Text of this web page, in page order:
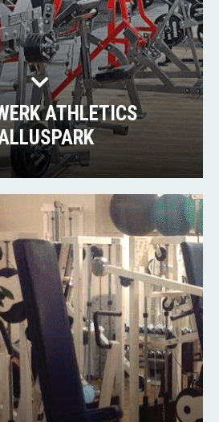
ATHLETICS